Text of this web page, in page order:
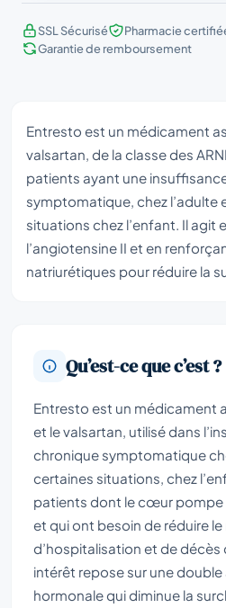
SSL Sécurisé
Pharmacie
Garantie de remboursement
Entresto est un médicament
valsartan, de la classe des
patients ayant une
symptomatique, chez l’adulte
situations chez l’enfant. Il agit
l’angiotensine II et en
natriurétiques pour réduire la
Qu’est-ce que c’est ?
Entresto est un médicament
et le valsartan, utilisé dans
chronique symptomatique
certaines situations, chez
patients dont le cœur
et qui ont besoin de réduire le
d’hospitalisation et de décès
intérêt repose sur une
hormonale qui diminue la